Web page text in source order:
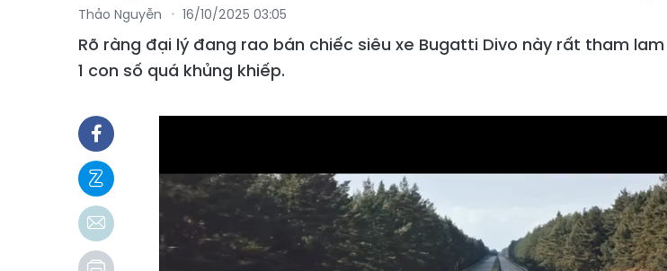
Thảo Nguyễn 16/10/2025 03:05
Rõ ràng đại lý đang rao bán chiếc siêu xe Bugatti Divo này rất tham
1 con số quá khủng khiếp.